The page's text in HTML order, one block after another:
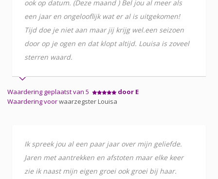
ook op datum. (Deze maand ) Bel jou al meer als
een jaar en ongelooflijk wat er al is uitgekomen!
Tijd doe je niet aan maar jij krijg wel.een seizoen
door op je ogen en dat klopt altijd. Louisa is zoveel
sterren waard.
Waardering geplaatst van 5
door E
Waardering voorwaarzegster Louisa
Ik spreek jou al een paar jaar over mijn geliefde.
Jaren met aantrekken en afstoten maar elke keer
zie ik naast mijn eigen groei ook groei bij haar.